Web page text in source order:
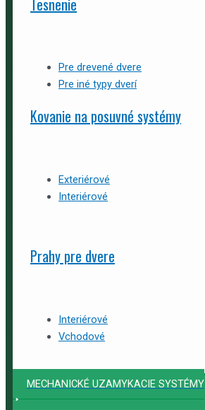
Pre drevené dvere
Pre iné typy dverí
Kovanie na posuvné systémy
Exteriérové
Interiérové
Prahy pre dvere
Interiérové
Vchodové
MECHANICKÉ UZAMYKACIE SYSTÉMY